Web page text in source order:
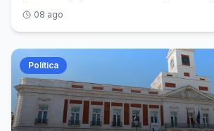
08 ago
Política